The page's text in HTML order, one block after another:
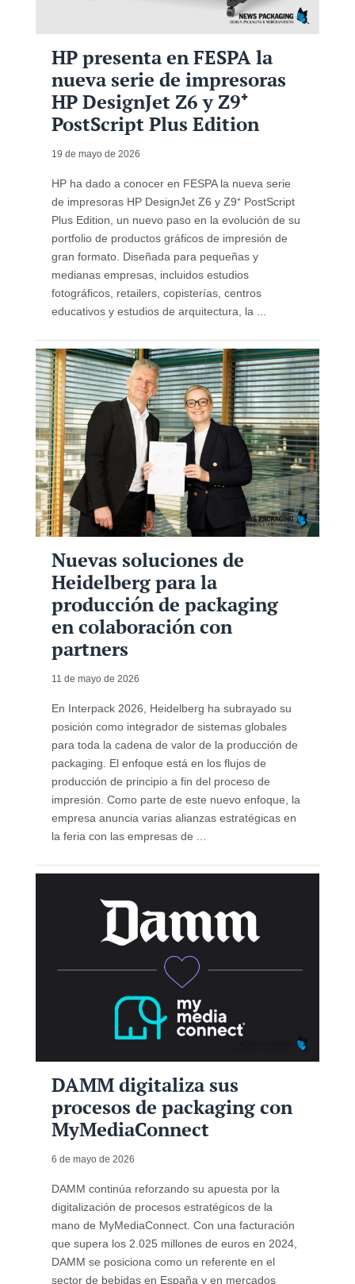
HP presenta en FESPA la
nueva serie de impresoras
HP DesignJet Z6 y Z9⁺
PostScript Plus Edition
19 de mayo de 2026
HP ha dado a conocer en FESPA la nueva serie
de impresoras HP DesignJet Z6 y Z9⁺ PostScript
Plus Edition, un nuevo paso en la evolución de su
portfolio de productos gráficos de impresión de
gran formato. Diseñada para pequeñas y
medianas empresas, incluidos estudios
fotográficos, retailers, copisterías, centros
educativos y estudios de arquitectura, la ...
Nuevas soluciones de
Heidelberg para la
producción de packaging
en colaboración con
partners
11 de mayo de 2026
En Interpack 2026, Heidelberg ha subrayado su
posición como integrador de sistemas globales
para toda la cadena de valor de la producción de
packaging. El enfoque está en los flujos de
producción de principio a fin del proceso de
impresión. Como parte de este nuevo enfoque, la
empresa anuncia varias alianzas estratégicas en
la feria con las empresas de ...
DAMM digitaliza sus
procesos de packaging con
MyMediaConnect
6 de mayo de 2026
DAMM continúa reforzando su apuesta por la
digitalización de procesos estratégicos de la
mano de MyMediaConnect. Con una facturación
que supera los 2.025 millones de euros en 2024,
DAMM se posiciona como un referente en el
sector de bebidas en España y en mercados